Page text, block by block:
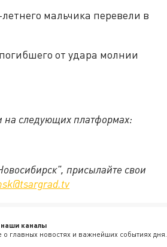
мальчика перевели в
от удара молнии
на следующих платформах:
присылайте свои
каналы
о главных новостях и важнейших событиях дня.